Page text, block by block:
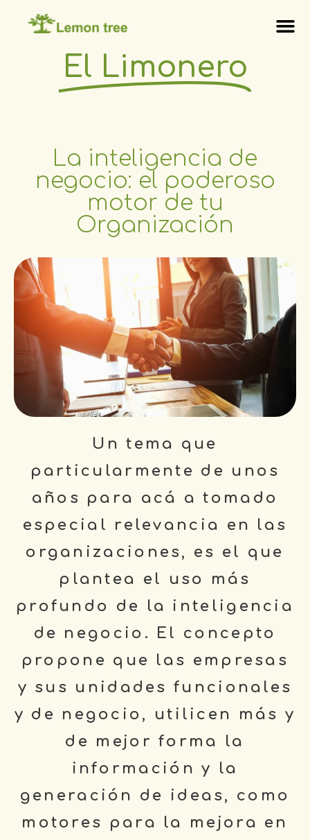
El Limonero
La inteligencia de
negocio: el poderoso
motor de tu
Organización
Un tema que
particularmente de unos
años para acá a tomado
especial relevancia en las
organizaciones, es el que
plantea el uso más
profundo de la inteligencia
de negocio. El concepto
propone que las empresas
y sus unidades funcionales
y de negocio, utilicen más y
de mejor forma la
información y la
generación de ideas, como
motores para la mejora en